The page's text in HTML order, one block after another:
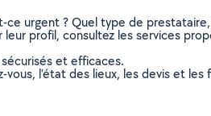
urgent ? Quel type de
profil, consultez les services
et efficaces.
l’état des lieux, les devis et